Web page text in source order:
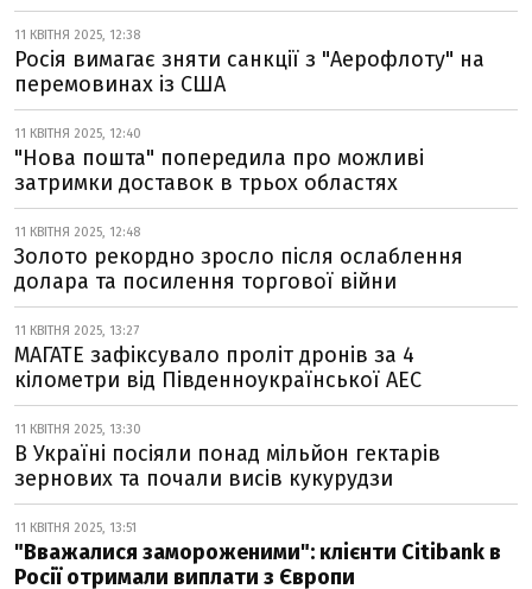
11 КВІТНЯ 2025, 12:38
Росія вимагає зняти санкції з "Аерофлоту" на
перемовинах із США
11 КВІТНЯ 2025, 12:40
"Нова пошта" попередила про можливі
затримки доставок в трьох областях
11 КВІТНЯ 2025, 12:48
Золото рекордно зросло після ослаблення
долара та посилення торгової війни
11 КВІТНЯ 2025, 13:27
МАГАТЕ зафіксувало проліт дронів за 4
кілометри від Південноукраїнської АЕС
11 КВІТНЯ 2025, 13:30
В Україні посіяли понад мільйон гектарів
зернових та почали висів кукурудзи
11 КВІТНЯ 2025, 13:51
"Вважалися замороженими": клієнти Citibank в
Росії отримали виплати з Європи